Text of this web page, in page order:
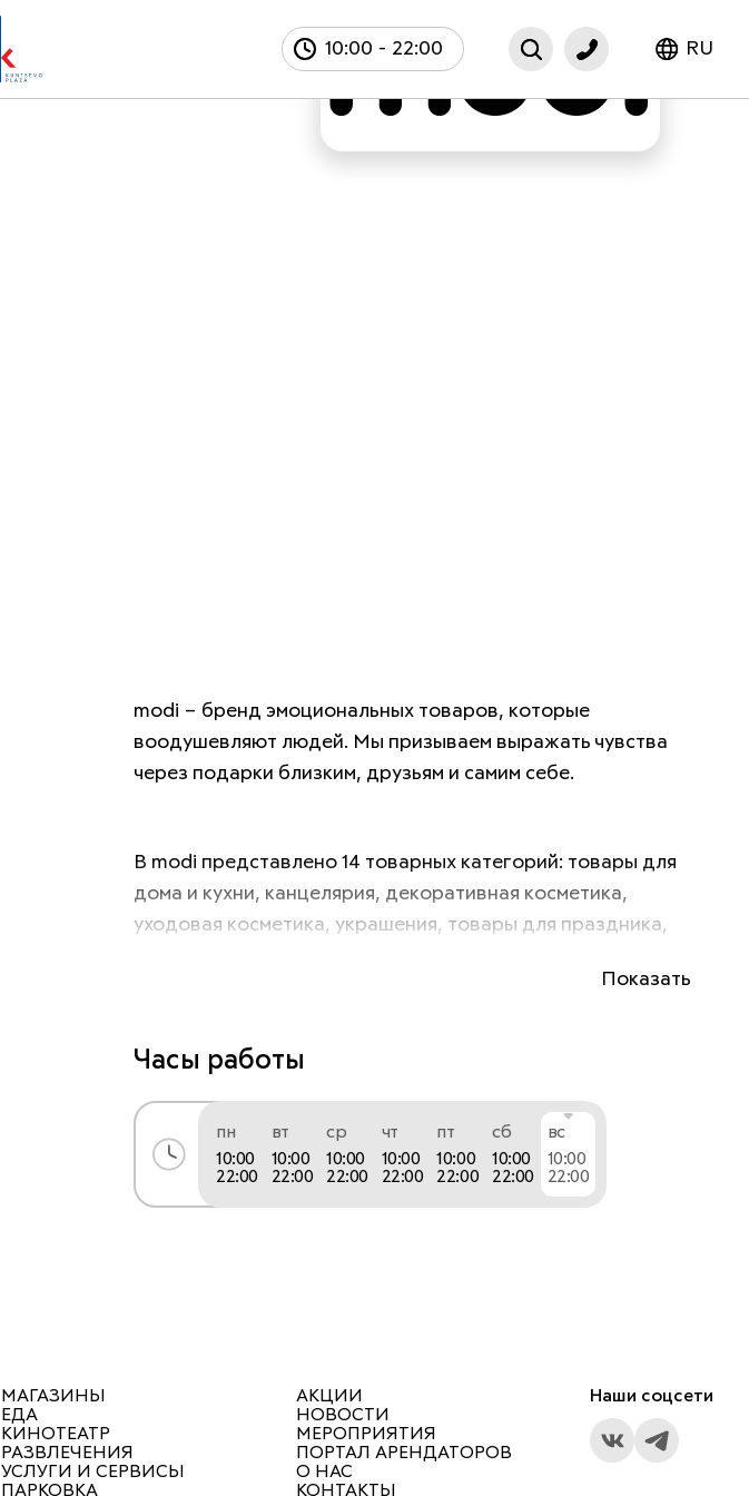
10:00 - 22:00 RU
modi – бренд эмоциональных товаров, которые
воодушевляют людей. Мы призываем выражать чувства
через подарки близким, друзьям и самим себе.
В modi представлено 14 товарных категорий: товары для
дома и кухни, канцелярия, декоративная косметика,
уходовая косметика, украшения, товары для праздника,
путешествий, товары для животных, товары для спорта,
Мы верим, что вы приходите к нам не просто так. А когда
становитесь нашим постоянным покупателем, то и вовсе
приобщаетесь к чему-то большему: миру классных людей,
где вам всегда рады и, улыбаясь, приветствуют словами:
миллионов людей. Присоединяйтесь к нашей большой
семье, где мы интуитивно понимаем друг друга и дарим
любовь и тепло.
Показать
Часы работы
пн
10:00
22:00
вт
10:00
22:00
ср
10:00
22:00
чт
10:00
22:00
пт
10:00
22:00
сб
10:00
22:00
вс
10:00
22:00
МАГАЗИНЫ
ЕДА
КИНОТЕАТР
РАЗВЛЕЧЕНИЯ
УСЛУГИ И СЕРВИСЫ
ПАРКОВКА
АКЦИИ
НОВОСТИ
МЕРОПРИЯТИЯ
ПОРТАЛ АРЕНДАТОРОВ
О НАС
КОНТАКТЫ
Наши соцсети